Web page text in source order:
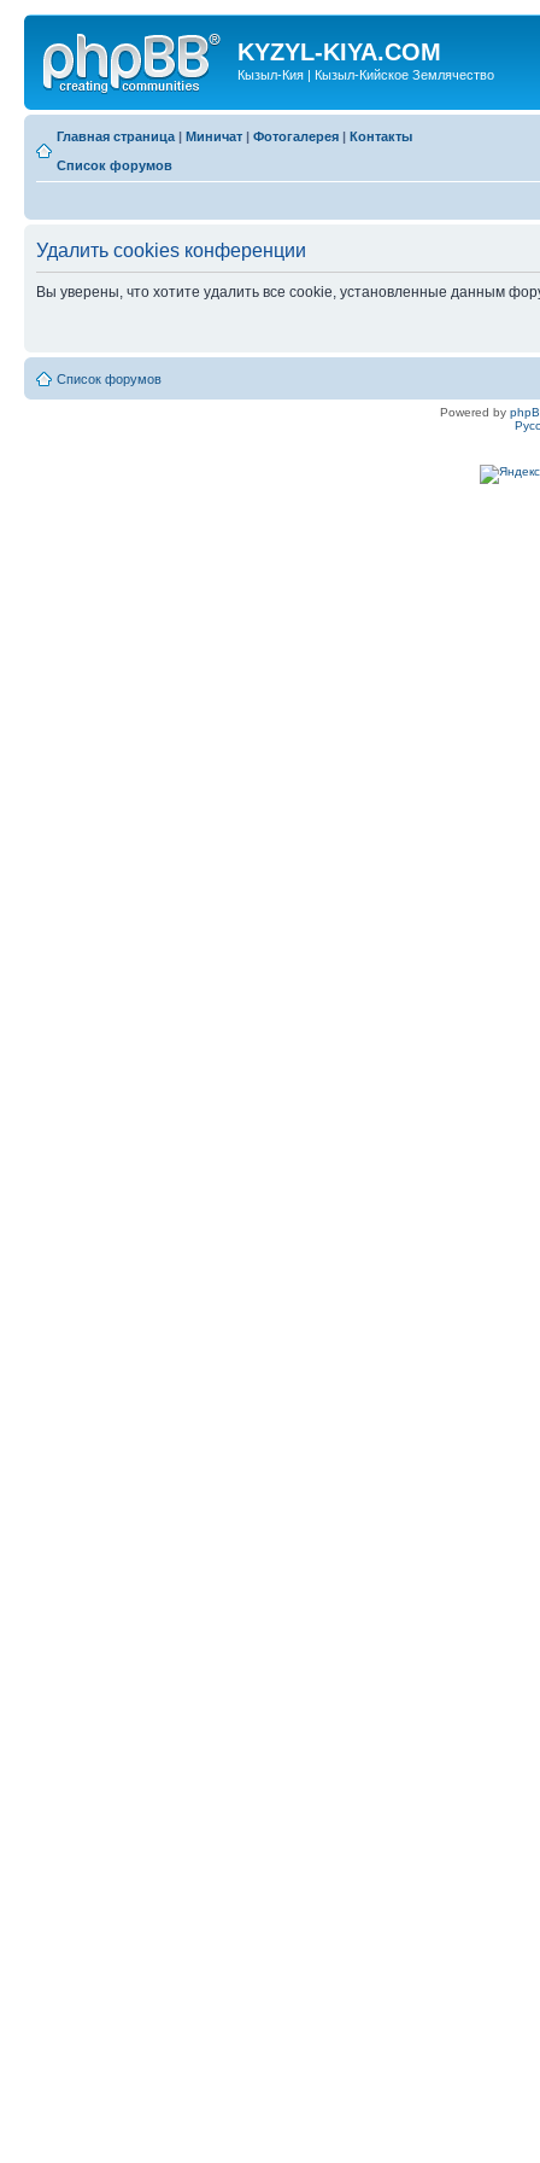
KYZYL-KIYA.COM
Кызыл-Кия | Кызыл-Кийское Землячество
Главная страница | Миничат | Фотогалерея | Контакты
Список форумов
Удалить cookies конференции
Вы уверены, что хотите удалить все cookie, установленные данным
Список форумов
Powered by